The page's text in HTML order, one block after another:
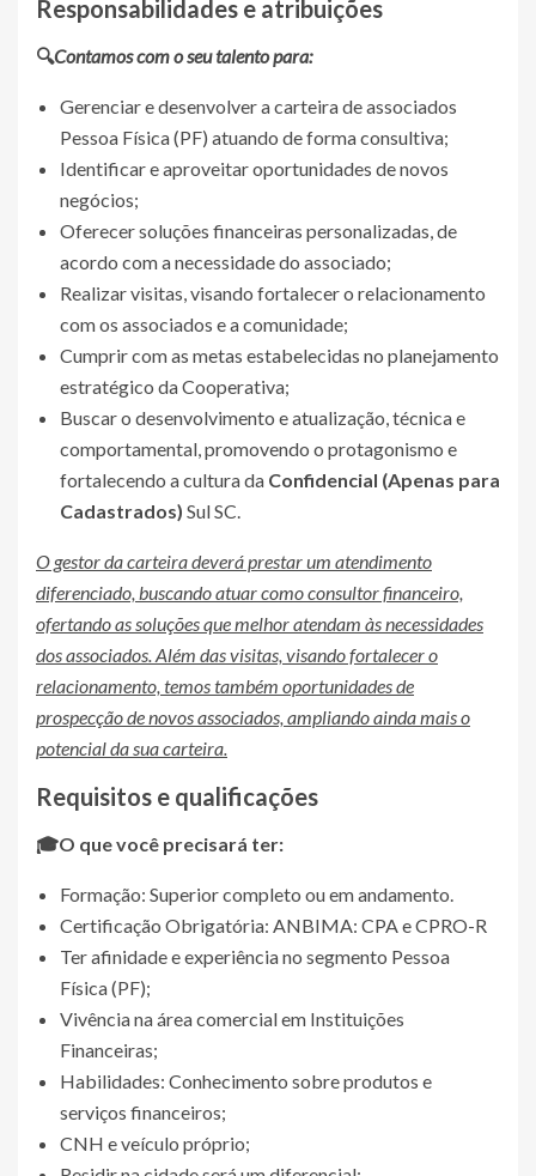
Responsabilidades e atribuições
🔍Contamos com o seu talento para:
Gerenciar e desenvolver a carteira de associados
Pessoa Física (PF) atuando de forma consultiva;
Identificar e aproveitar oportunidades de novos
negócios;
Oferecer soluções financeiras personalizadas, de
acordo com a necessidade do associado;
Realizar visitas, visando fortalecer o relacionamento
com os associados e a comunidade;
Cumprir com as metas estabelecidas no planejamento
estratégico da Cooperativa;
Buscar o desenvolvimento e atualização, técnica e
comportamental, promovendo o protagonismo e
fortalecendo a cultura da Confidencial (Apenas para
Cadastrados) Sul SC.
O gestor da carteira deverá prestar um atendimento
diferenciado, buscando atuar como consultor financeiro,
ofertando as soluções que melhor atendam às necessidades
dos associados. Além das visitas, visando fortalecer o
relacionamento, temos também oportunidades de
prospecção de novos associados, ampliando ainda mais o
potencial da sua carteira.
Requisitos e qualificações
🎓O que você precisará ter:
Formação: Superior completo ou em andamento.
Certificação Obrigatória: ANBIMA: CPA e CPRO-R
Ter afinidade e experiência no segmento Pessoa
Física (PF);
Vivência na área comercial em Instituições
Financeiras;
Habilidades: Conhecimento sobre produtos e
serviços financeiros;
CNH e veículo próprio;